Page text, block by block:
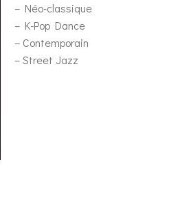
– Néo-classique
– K-Pop Dance
– Contemporain
– Street Jazz